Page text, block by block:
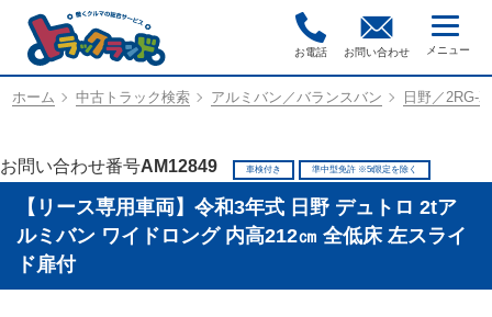
お電話 お問い合わせ
ホーム 中古トラック検索 アルミバン／バランスバン 日野／2RG-
お問い合わせ番号AM12849 車検付き 準中型免許 ※5t限定を除く
【リース専用車両】令和3年式 日野 デュトロ 2tア
ルミバン ワイドロング 内高212㎝ 全低床 左スライ
ド扉付